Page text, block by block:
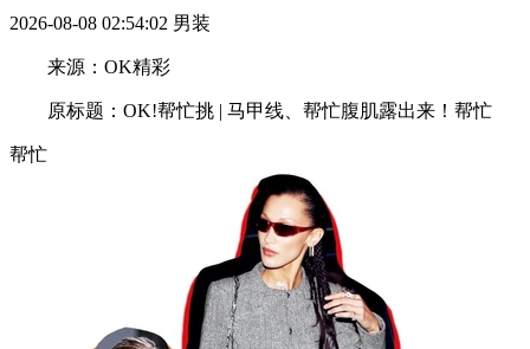
2026-08-08 02:54:02 男装
来源：OK精彩
原标题：OK!帮忙挑 | 马甲线、帮忙腹肌露出来！帮忙
帮忙